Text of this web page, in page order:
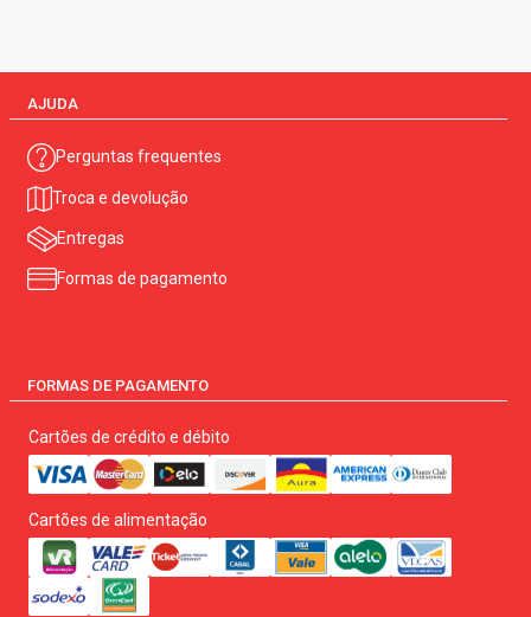
AJUDA
Perguntas frequentes
Troca e devolução
Entregas
Formas de pagamento
FORMAS DE PAGAMENTO
Cartões de crédito e débito
Cartões de alimentação